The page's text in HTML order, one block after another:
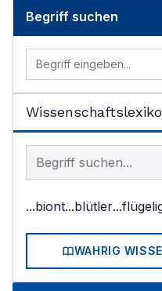
Begriff suchen
Begriff im Lexikon
...biont...blütler
WAHRIG